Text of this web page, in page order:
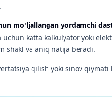
mo'ljallangan yordamchi
uchun katta kalkulyator yoki
shakl va aniq natija beradi.
qilish yoki sinov